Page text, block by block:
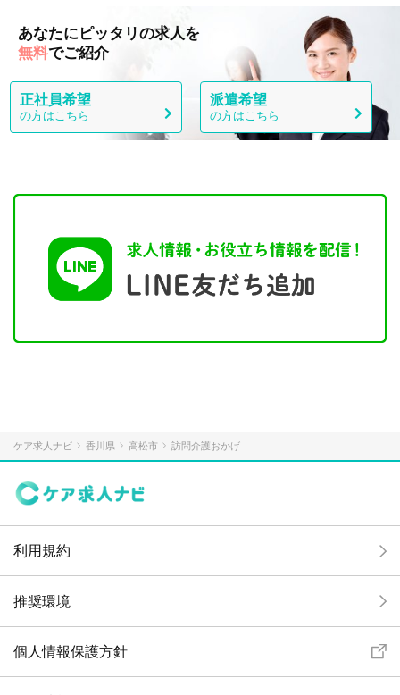
あなたにピッタリの求人を
無料でご紹介
正社員希望
の方はこちら
派遣希望
の方はこちら
ケア求人ナビ 香川県 高松市 訪問介護おかげ
利用規約
推奨環境
個人情報保護方針